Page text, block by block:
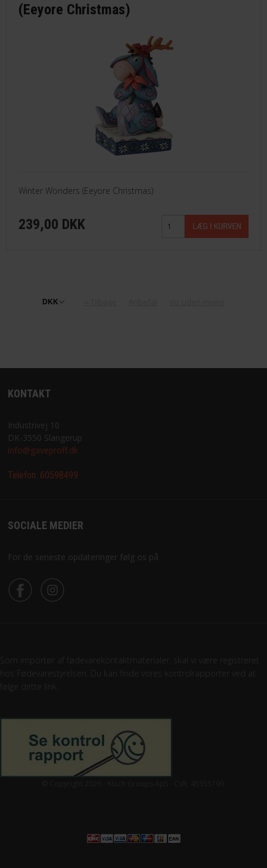
(Eeyore Christmas)
Winter Wonders (Eeyore Christmas)
239,00 DKK
KONTAKT
Industrivej 10
DK-3550 Slangerup
info@gaveproff.dk
Telefon: 60598499
SOCIALE MEDIER
For de seneste opdateringer følg os på
Som importør af fødevarekontaktmaterialer, skal vi være registreret
hos Fødevarestyrelsen. Du kan finde vores kontrolrapporter ved at
følge dette link: